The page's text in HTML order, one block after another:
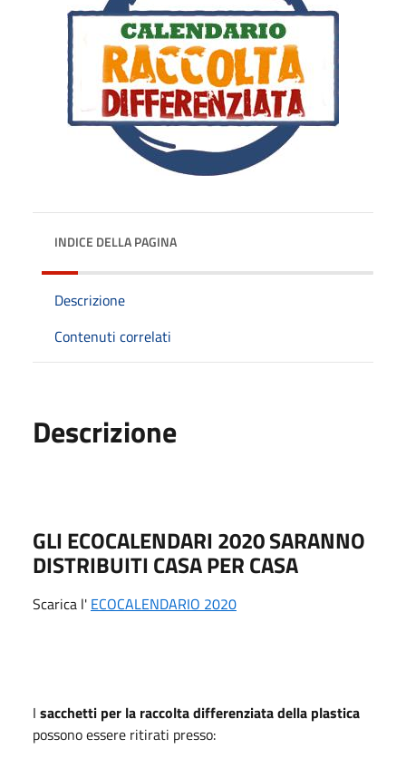
INDICE DELLA PAGINA
Descrizione
Contenuti correlati
Descrizione
GLI ECOCALENDARI 2020 SARANNO
DISTRIBUITI CASA PER CASA
Scarica l' ECOCALENDARIO 2020
I sacchetti per la raccolta differenziata della plastica
possono essere ritirati presso: